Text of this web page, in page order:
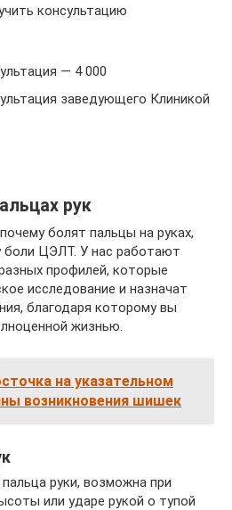
консультацию
— 4 000
заведующего Клиникой
рук
болят пальцы на руках,
боли ЦЭЛТ. У нас работают
профилей, которые
исследование и назначат
благодаря которому вы
жизнью.
на указательном
возникновения шишек
руки, возможна при
или ударе рукой о тупой